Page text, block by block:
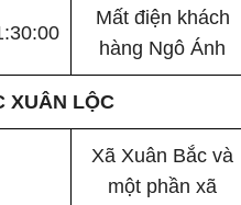
Mất điện khách
hàng Ngô Ánh
XUÂN LỘC
Xã Xuân Bắc và
một phần xã